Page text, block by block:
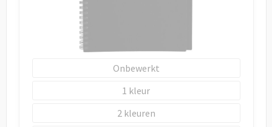
Onbewerkt
1
2